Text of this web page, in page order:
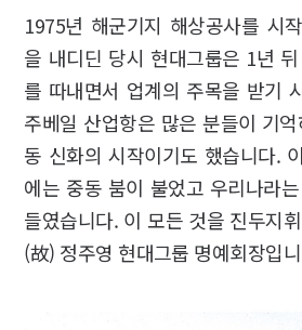
1975년 해군기지 해상공사를 시
을 내디딘 당시 현대그룹은 1년
를 따내면서 업계의 주목을 받기
주베일 산업항은 많은 분들이 기
동 신화의 시작이기도 했습니다.
에는 중동 붐이 불었고 우리나라
들였습니다. 이 모든 것을 진두지
(故) 정주영 현대그룹 명예회장입